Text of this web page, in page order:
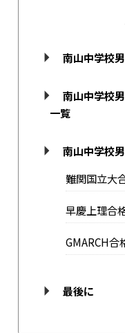
南山中学校
南山中学校
一覧
南山中学校
難関国立大
早慶上理合
GMARCH合
最後に